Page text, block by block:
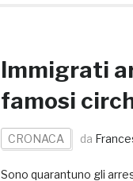
Immigrati
famosi
CRONACA da
Sono quarantuno gli